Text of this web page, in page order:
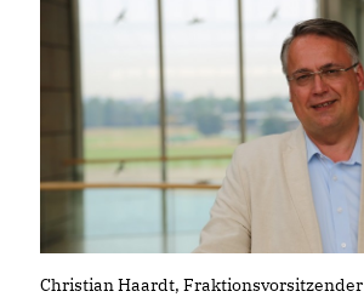
Christian Haardt, Fraktionsvorsitzender